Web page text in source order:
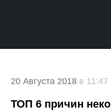
20 Августа 2018 в 11:47
ТОП 6 причин